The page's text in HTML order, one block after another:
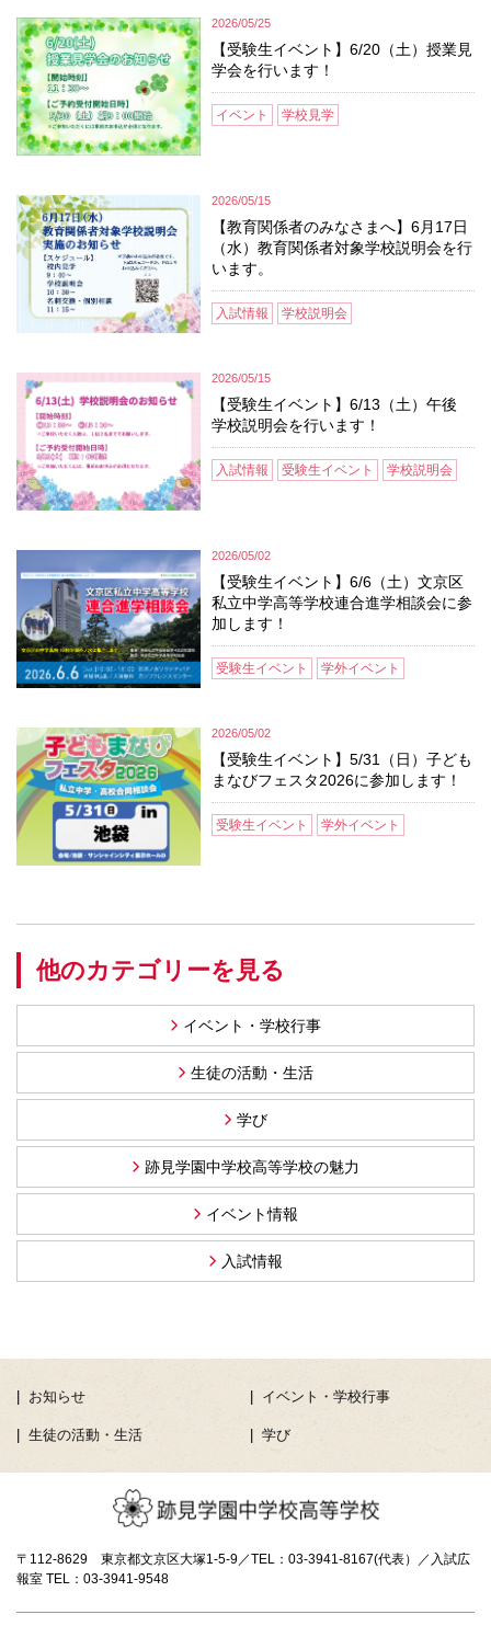
2026/05/25
【受験生イベント】6/20（土）授業見
学会を行います！
イベント 学校見学
2026/05/15
【教育関係者のみなさまへ】6月17日
（水）教育関係者対象学校説明会を行
います。
入試情報 学校説明会
2026/05/15
【受験生イベント】6/13（土）午後
学校説明会を行います！
入試情報 受験生イベント 学校説明会
2026/05/02
【受験生イベント】6/6（土）文京区
私立中学高等学校連合進学相談会に参
加します！
受験生イベント 学外イベント
2026/05/02
【受験生イベント】5/31（日）子ども
まなびフェスタ2026に参加します！
受験生イベント 学外イベント
他のカテゴリーを見る
イベント・学校行事
生徒の活動・生活
学び
跡見学園中学校高等学校の魅力
イベント情報
入試情報
お知らせ イベント・学校行事
生徒の活動・生活 学び
〒112-8629 東京都文京区大塚1-5-9／TEL：03-3941-8167(代表）／入試広
報室 TEL：03-3941-9548